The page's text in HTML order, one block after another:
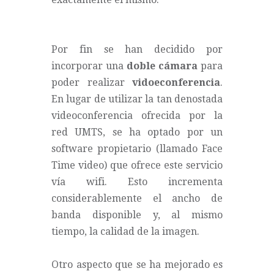
Por fin se han decidido por
incorporar una doble cámara para
poder realizar vidoeconferencia.
En lugar de utilizar la tan denostada
videoconferencia ofrecida por la
red UMTS, se ha optado por un
software propietario (llamado Face
Time video) que ofrece este servicio
vía wifi. Esto incrementa
considerablemente el ancho de
banda disponible y, al mismo
tiempo, la calidad de la imagen.
Otro aspecto que se ha mejorado es